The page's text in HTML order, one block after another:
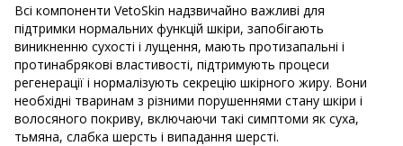
Всі компоненти VetoSkin надзвичайно важливі для
підтримки нормальних функцій шкіри, запобігають
виникненню сухості і лущення, мають протизапальні і
протинабрякові властивості, підтримують процеси
регенерації і нормалізують секрецію шкірного жиру. Вони
необхідні тваринам з різними порушеннями стану шкіри і
волосяного покриву, включаючи такі симптоми як суха,
тьмяна, слабка шерсть і випадання шерсті.